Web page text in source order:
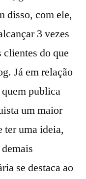
disso, com ele,
3 vezes
do que
Já em relação
publica
um maior
ter uma ideia,
se destaca ao